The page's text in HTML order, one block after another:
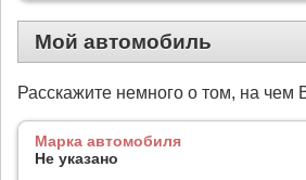
Мой автомобиль
Расскажите немного о том, на чем
Марка автомобиля
Не указано